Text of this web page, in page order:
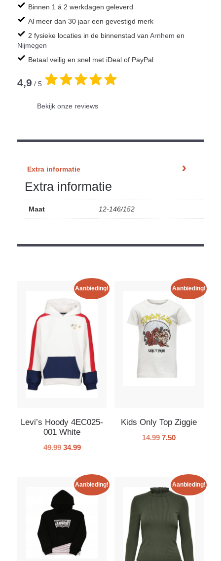
Binnen 1 á 2 werkdagen geleverd
Al meer dan 30 jaar een gevestigd merk
2 fysieke locaties in de binnenstad van Arnhem en
Nijmegen
Betaal veilig en snel met iDeal of PayPal
4,9 / 5 .
Bekijk onze reviews
Extra informatie
Extra informatie
Maat 12-146/152
Aanbieding!
Levi’s Hoody 4EC025-
001 White
49.99 34.99
Aanbieding!
Kids Only Top Ziggie
14.99 7.50
Aanbieding! Aanbieding!